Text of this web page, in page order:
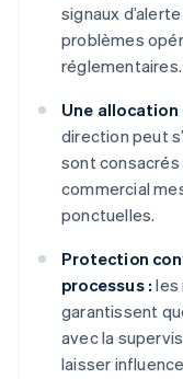
signaux
problèmes
réglementaires.
Une allocation
direction peut
sont
commercial
ponctuelles.
Protection
processus : les
garantissent
avec la
laisser